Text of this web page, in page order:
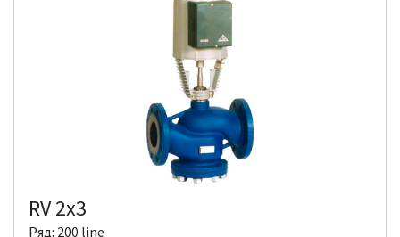
RV 2x3
Ряд: 200 line